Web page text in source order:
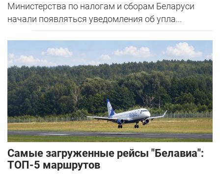
Министерства по налогам и сборам Беларуси
начали появляться уведомления об упла...
Самые загруженные рейсы "Белавиа":
ТОП-5 маршрутов